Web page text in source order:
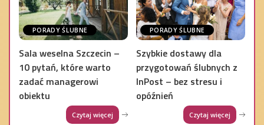
PORADY ŚLUBNE
Sala weselna Szczecin –
10 pytań, które warto
zadać managerowi
obiektu
Czytaj więcej
PORADY ŚLUBNE
Szybkie dostawy dla
przygotowań ślubnych z
InPost – bez stresu i
opóźnień
Czytaj więcej